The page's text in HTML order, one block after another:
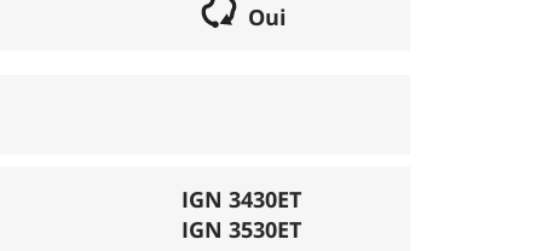
Oui
lorsqu'il s'agit d'une boucle. Les chemins
peut se réaliser avec un vélo semi
IGN 3430ET
IGN 3530ET